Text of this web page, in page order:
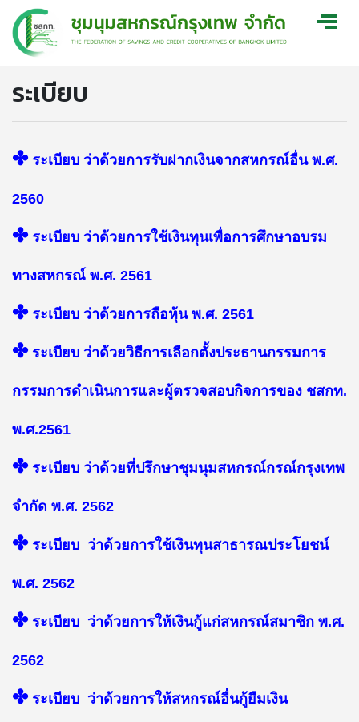
ระเบียบ
✤ ระเบียบ ว่าด้วยการรับฝากเงินจากสหกรณ์อื่น พ.ศ.
2560
✤ ระเบียบ ว่าด้วยการใช้เงินทุนเพื่อการศึกษาอบรม
ทางสหกรณ์ พ.ศ. 2561
✤ ระเบียบ ว่าด้วยการถือหุ้น พ.ศ. 2561
✤ ระเบียบ ว่าด้วยวิธีการเลือกตั้งประธานกรรมการ
กรรมการดำเนินการและผู้ตรวจสอบกิจการของ ชสกท.
พ.ศ.2561
✤ ระเบียบ ว่าด้วยที่ปรึกษาชุมนุมสหกรณ์กรณ์กรุงเทพ
จำกัด พ.ศ. 2562
✤ ระเบียบ ว่าด้วยการใช้เงินทุนสาธารณประโยชน์
พ.ศ. 2562
✤ ระเบียบ ว่าด้วยการให้เงินกู้แก่สหกรณ์สมาชิก พ.ศ.
2562
✤ ระเบียบ ว่าด้วยการให้สหกรณ์อื่นกู้ยืมเงิน